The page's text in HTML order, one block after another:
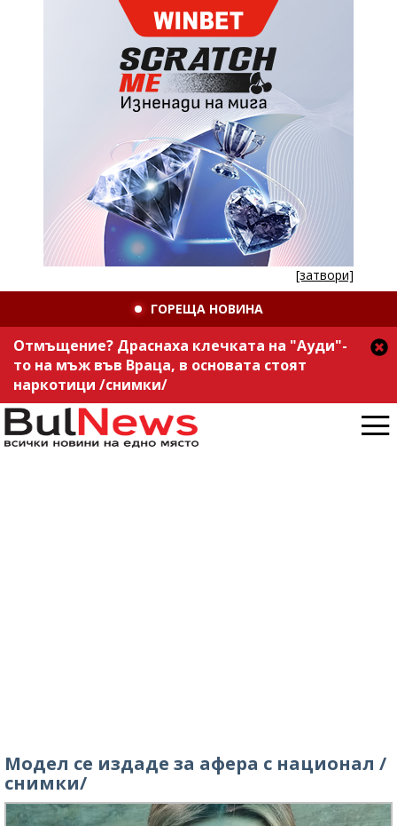
[затвори]
ГОРЕЩА НОВИНА
Отмъщение? Драснаха клечката на "Ауди"-
то на мъж във Враца, в основата стоят
наркотици /снимки/
Модел се издаде за афера с национал /
снимки/